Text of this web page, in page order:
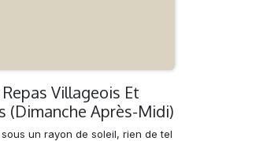
Repas Villageois Et
(Dimanche Après-Midi)
un rayon de soleil, rien de tel